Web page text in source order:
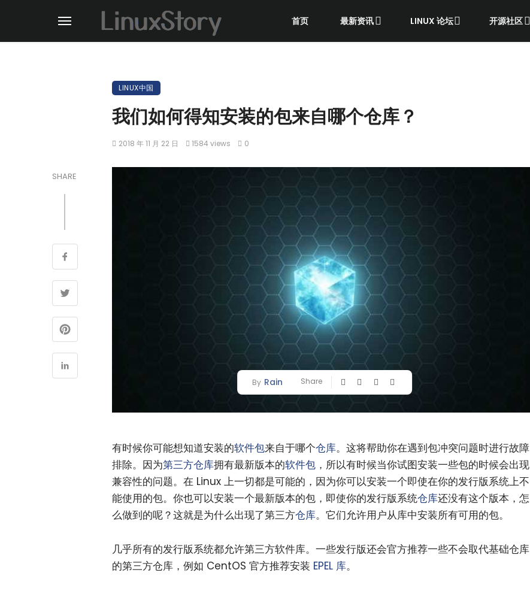
首页 最新资讯 LINUX 论坛 开源社区
LINUX中国
我们如何得知安装的包来自哪个仓库？
2018 年 11 月 22 日 1584 views 0
SHARE
By Rain Share
有时候你可能想知道安装的软件包来自于哪个仓库。这将帮助你在遇到包冲突问题时进行故障
排除。因为第三方仓库拥有最新版本的软件包 ，所以有时候当你试图安装一些包的时候会出现
兼容性的问题。在 Linux 上一切都是可能的，因为你可以安装一个即使在你的发行版系统上不
能使用的包。你也可以安装一个最新版本的包，即使你的发行版系统仓库还没有这个版本，怎
么做到的呢？这就是为什么出现了第三方仓库。它们允许用户从库中安装所有可用的包。
几乎所有的发行版系统都允许第三方软件库。一些发行版还会官方推荐一些不会取代基础仓库
的第三方仓库，例如 CentOS 官方推荐安装 EPEL 库。